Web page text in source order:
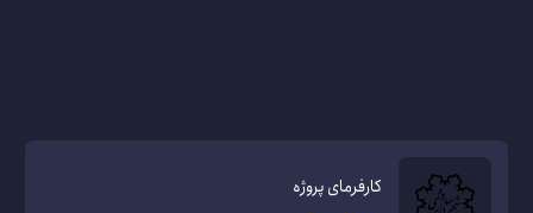
کارفرمای پروژه